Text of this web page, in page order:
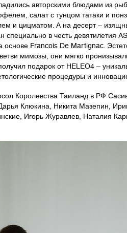
авторскими блюдами из
салат с тунцом татаки и
и цицматом. А на десерт –
специально в честь девятилетия
Francois De Martignac.
мимозы, они мягко
подарок от HELEO4 –
процедуры и
Королевства Таиланд в РФ
Клюкина, Никита Мазепин,
Игорь Журавлев, Наталия